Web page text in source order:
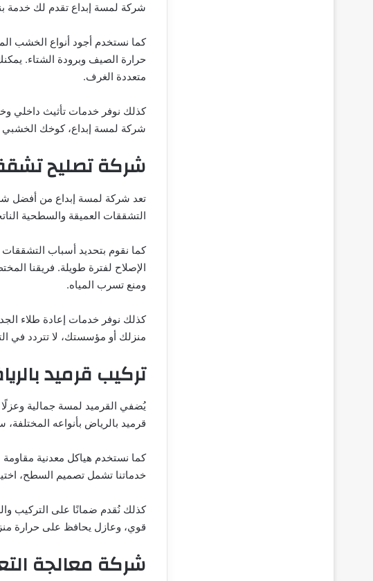
شركة لمسة إبداع تقدم لك خدمة
كما نستخدم أجود أنواع الخشب
حرارة الصيف وبرودة الشتاء.
متعددة الغرف.
كذلك نوفر خدمات تأثيث داخلي
شركة لمسة إبداع، كوخك الخشبي
شركة تصليح
تعد شركة لمسة إبداع من أفضل
التشققات العميقة والسطحية
كما نقوم بتحديد أسباب
الإصلاح لفترة طويلة. فريقنا
ومنع تسرب المياه.
كذلك نوفر خدمات إعادة طلاء
منزلك أو مؤسستك، لا تتردد في
تركيب قرميد
يُضفي القرميد لمسة جمالية
قرميد بالرياض بأنواعه المختلفة،
كما نستخدم هياكل معدنية مقاومة
خدماتنا تشمل تصميم السطح،
كذلك نُقدم ضمانًا على التركيب
قوي، وعازل يحافظ على حرارة
شركة معالجة